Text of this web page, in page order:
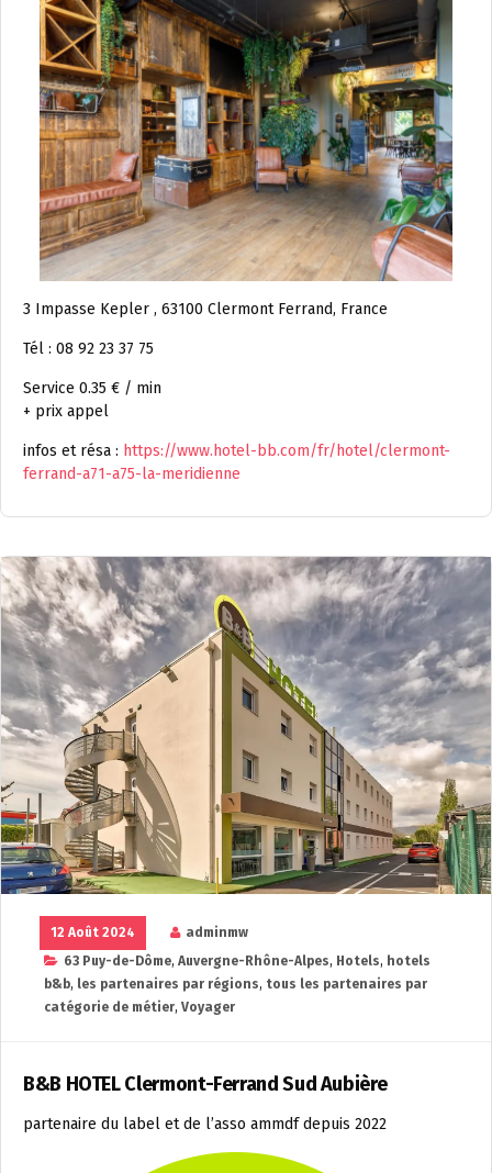
3 Impasse Kepler , 63100 Clermont Ferrand, France
Tél : 08 92 23 37 75
Service 0.35 € / min
+ prix appel
infos et résa : https://www.hotel-bb.com/fr/hotel/clermont-
ferrand-a71-a75-la-meridienne
12 Août 2024
adminmw
63 Puy-de-Dôme, Auvergne-Rhône-Alpes, Hotels, hotels
b&b, les partenaires par régions, tous les partenaires par
catégorie de métier, Voyager
B&B HOTEL Clermont-Ferrand Sud Aubière
partenaire du label et de l’asso ammdf depuis 2022